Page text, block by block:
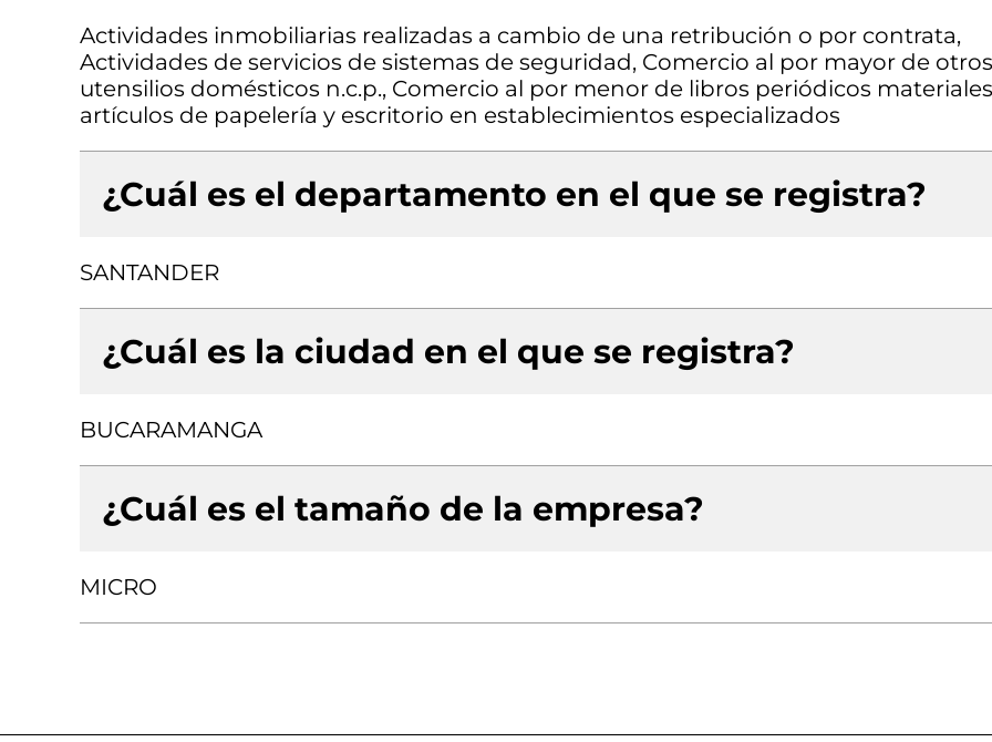
Actividades inmobiliarias realizadas a cambio de una retribución o por contrata,
Actividades de servicios de sistemas de seguridad, Comercio al por mayor de otros
utensilios domésticos n.c.p., Comercio al por menor de libros periódicos
artículos de papelería y escritorio en establecimientos especializados
¿Cuál es el departamento en el que se registra?
SANTANDER
¿Cuál es la ciudad en el que se registra?
BUCARAMANGA
¿Cuál es el tamaño de la empresa?
MICRO